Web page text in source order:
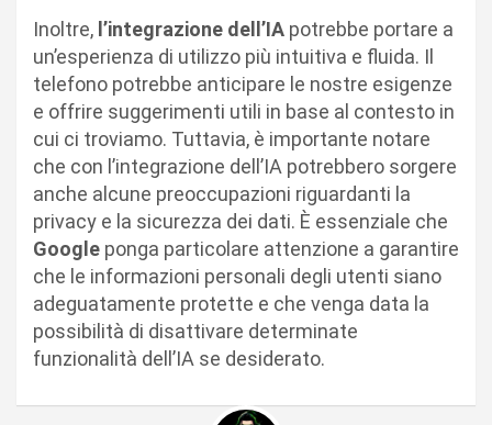
Inoltre, l’integrazione dell’IA potrebbe portare a
un’esperienza di utilizzo più intuitiva e fluida. Il
telefono potrebbe anticipare le nostre esigenze
e offrire suggerimenti utili in base al contesto in
cui ci troviamo. Tuttavia, è importante notare
che con l’integrazione dell’IA potrebbero sorgere
anche alcune preoccupazioni riguardanti la
privacy e la sicurezza dei dati. È essenziale che
Google ponga particolare attenzione a garantire
che le informazioni personali degli utenti siano
adeguatamente protette e che venga data la
possibilità di disattivare determinate
funzionalità dell’IA se desiderato.